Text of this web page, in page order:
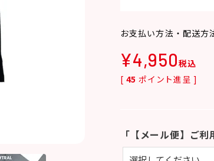
お支払い方法・配送方
¥4,950税込
[ 45 ポイント進呈 ]
「【メール便】ご